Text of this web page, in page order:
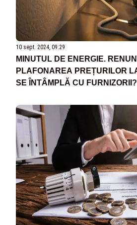
10 sept. 2024, 09:29
MINUTUL DE ENERGIE.
PLAFONAREA PREȚURILOR
SE ÎNTÂMPLĂ CU FURNIZORII?